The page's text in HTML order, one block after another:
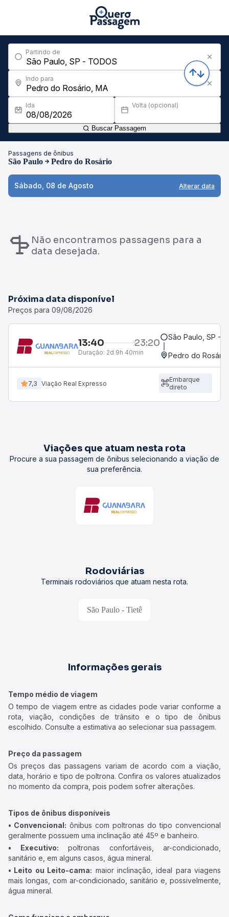
Partindo de
Indo para
Ida Volta (opcional)
Buscar Passagem
Passagens de ônibus
São Paulo Pedro do Rosário
Sábado, 08 de Agosto Alterar data
Não encontramos passagens para a
data desejada.
Próxima data disponível
Preços para 09/08/2026
13:40 23:20
Duração: 2d 9h 40min
São Paulo, SP -
Pedro do
7,3 Viação Real Expresso
Embarque
direto
Viações que atuam nesta rota
Procure a sua passagem de ônibus selecionando a viação de
sua preferência.
Rodoviárias
Terminais rodoviários que atuam nesta rota.
São Paulo - Tietê
Informações gerais
Tempo médio de viagem
O tempo de viagem entre as cidades pode variar conforme a
rota, viação, condições de trânsito e o tipo de ônibus
escolhido. Consulte a estimativa ao selecionar sua passagem.
Preço da passagem
Os preços das passagens variam de acordo com a viação,
data, horário e tipo de poltrona. Confira os valores atualizados
no momento da compra, pois podem sofrer alterações.
Tipos de ônibus disponíveis
• Convencional: ônibus com poltronas do tipo convencional
geralmente possuem uma inclinação até 45º e banheiro.
• Executivo: poltronas confortáveis, ar-condicionado,
sanitário e, em alguns casos, água mineral.
• Leito ou Leito-cama: maior inclinação, ideal para viagens
mais longas, com ar-condicionado, sanitário e, possivelmente,
água mineral.